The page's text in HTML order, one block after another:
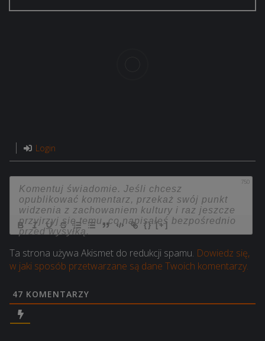
Login
750
{} [+]
Ta strona używa Akismet do redukcji spamu. Dowiedz się,
w jaki sposób przetwarzane są dane Twoich komentarzy.
47 KOMENTARZY